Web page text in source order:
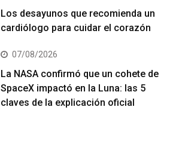
Los desayunos que recomienda un
cardiólogo para cuidar el corazón
07/08/2026
La NASA confirmó que un cohete de
SpaceX impactó en la Luna: las 5
claves de la explicación oficial